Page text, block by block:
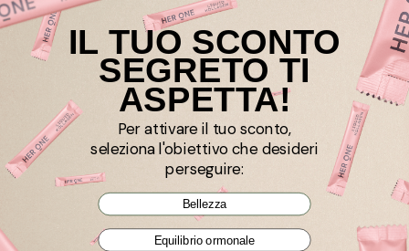
Nicole
Consiglio questo prodotto
KREATIN 30 porzioni
È molto facile da assumere… si integra bene nella routine
quotidiana ☺️
IL TUO SCONTO
SEGRETO TI
ASPETTA!
Per attivare il tuo sconto,
seleziona l'obiettivo che desideri
perseguire:
Bellezza
Equilibrio ormonale